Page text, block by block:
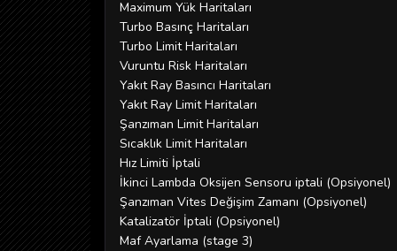
Maximum Yük Haritaları
Turbo Basınç Haritaları
Turbo Limit Haritaları
Vuruntu Risk Haritaları
Yakıt Ray Basıncı Haritaları
Yakıt Ray Limit Haritaları
Şanzıman Limit Haritaları
Sıcaklık Limit Haritaları
Hız Limiti İptali
İkinci Lambda Oksijen Sensoru iptali (Opsiyonel)
Şanzıman Vites Değişim Zamanı (Opsiyonel)
Katalizatör İptali (Opsiyonel)
Maf Ayarlama (stage 3)